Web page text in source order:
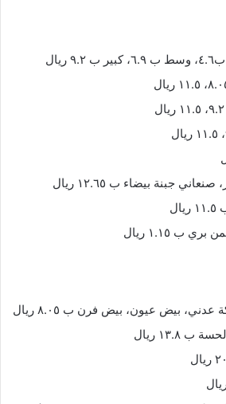
جبنة بيضاء ب ١٢.٦٥ ريال
ب ١.١٥ ريال
بيض عيون، بيض فرن ب ٨.٠٥ ريال
١٣.٨ ريال